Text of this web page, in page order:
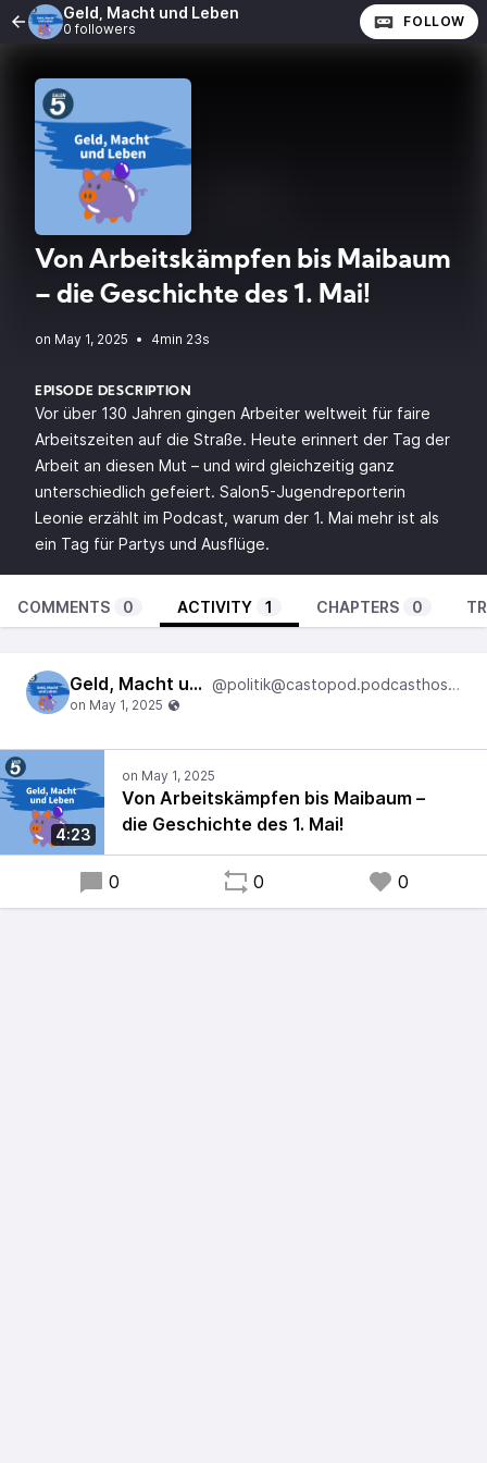
Geld, Macht und Leben
0 followers FOLLOW
Von Arbeitskämpfen bis Maibaum
– die Geschichte des 1. Mai!
• 4min 23s
EPISODE DESCRIPTION
Vor über 130 Jahren gingen Arbeiter weltweit für faire
Arbeitszeiten auf die Straße. Heute erinnert der Tag der
Arbeit an diesen Mut – und wird gleichzeitig ganz
unterschiedlich gefeiert. Salon5-Jugendreporterin
Leonie erzählt im Podcast, warum der 1. Mai mehr ist als
ein Tag für Partys und Ausflüge.
COMMENTS 0 ACTIVITY 1 CHAPTERS 0
Geld, Macht und Leben @politik@castopod.podcasthostwuh.correctiv.net
4:23
Von Arbeitskämpfen bis Maibaum –
die Geschichte des 1. Mai!
0 0 0